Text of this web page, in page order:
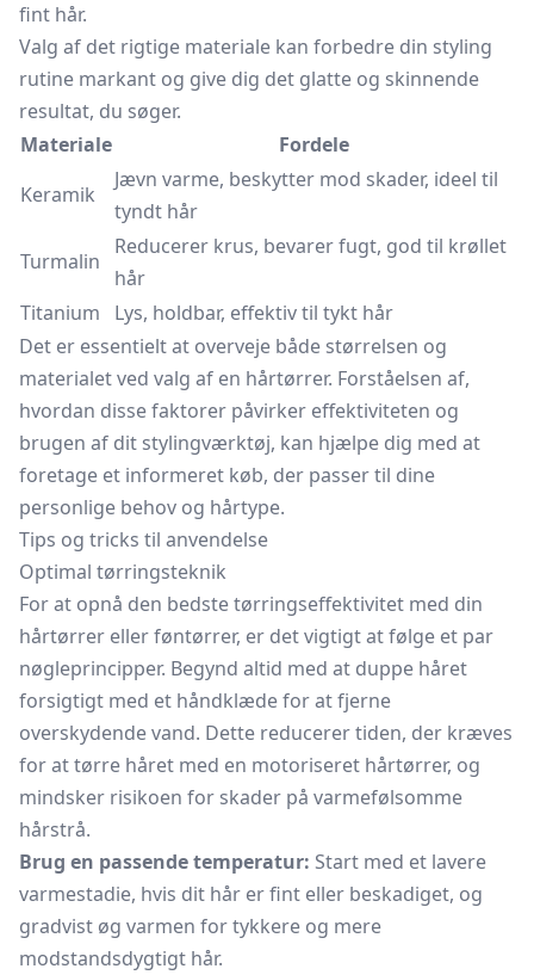
fint hår.
Valg af det rigtige materiale kan forbedre din styling
rutine markant og give dig det glatte og skinnende
resultat, du søger.
Materiale
Fordele
Keramik
Jævn varme, beskytter mod skader, ideel til
tyndt hår
Turmalin
Reducerer krus, bevarer fugt, god til krøllet
hår
Titanium
Lys, holdbar, effektiv til tykt hår
Det er essentielt at overveje både størrelsen og
materialet ved valg af en hårtørrer. Forståelsen af,
hvordan disse faktorer påvirker effektiviteten og
brugen af dit stylingværktøj, kan hjælpe dig med at
foretage et informeret køb, der passer til dine
personlige behov og hårtype.
Tips og tricks til anvendelse
Optimal tørringsteknik
For at opnå den bedste tørringseffektivitet med din
hårtørrer eller føntørrer, er det vigtigt at følge et par
nøgleprincipper. Begynd altid med at duppe håret
forsigtigt med et håndklæde for at fjerne
overskydende vand. Dette reducerer tiden, der kræves
for at tørre håret med en motoriseret hårtørrer, og
mindsker risikoen for skader på varmefølsomme
hårstrå.
Brug en passende temperatur: Start med et lavere
varmestadie, hvis dit hår er fint eller beskadiget, og
gradvist øg varmen for tykkere og mere
modstandsdygtigt hår.